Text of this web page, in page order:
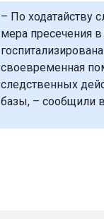
– По ходатайству
мера пресечения
своевременная
следственных
базы, – сообщили